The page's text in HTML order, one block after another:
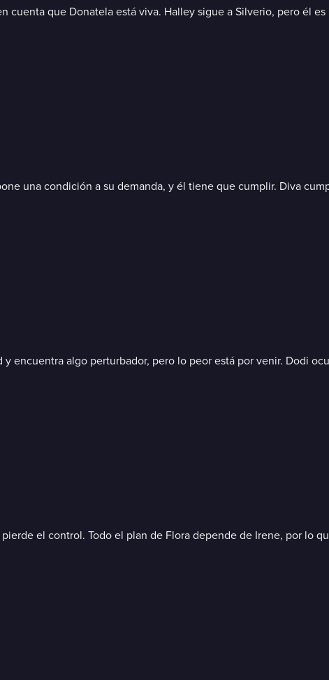
que Donatela está viva. Halley sigue a Silverio, pero él es
una condición a su demanda, y él tiene que cumplir. Diva
encuentra algo perturbador, pero lo peor está por venir. Dodi
el control. Todo el plan de Flora depende de Irene, por lo